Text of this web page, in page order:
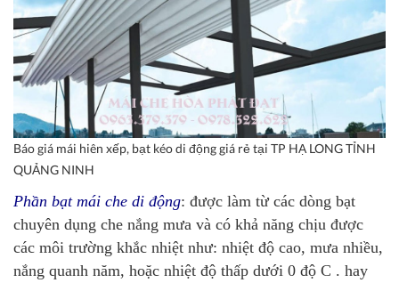
Báo giá mái hiên xếp, bạt kéo di động giá rẻ tại TP HẠ LONG TỈNH
QUẢNG NINH
Phần bạt mái che di động: được làm từ các dòng bạt
chuyên dụng che nắng mưa và có khả năng chịu được
các môi trường khắc nhiệt như: nhiệt độ cao, mưa nhiều,
nắng quanh năm, hoặc nhiệt độ thấp dưới 0 độ C . hay